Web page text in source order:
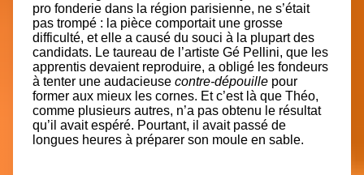
pro fonderie dans la région parisienne, ne s’était
pas trompé : la pièce comportait une grosse
difficulté, et elle a causé du souci à la plupart des
candidats. Le taureau de l’artiste Gé Pellini, que les
apprentis devaient reproduire, a obligé les fondeurs
à tenter une audacieuse contre-dépouille pour
former aux mieux les cornes. Et c’est là que Théo,
comme plusieurs autres, n’a pas obtenu le résultat
qu’il avait espéré. Pourtant, il avait passé de
longues heures à préparer son moule en sable.